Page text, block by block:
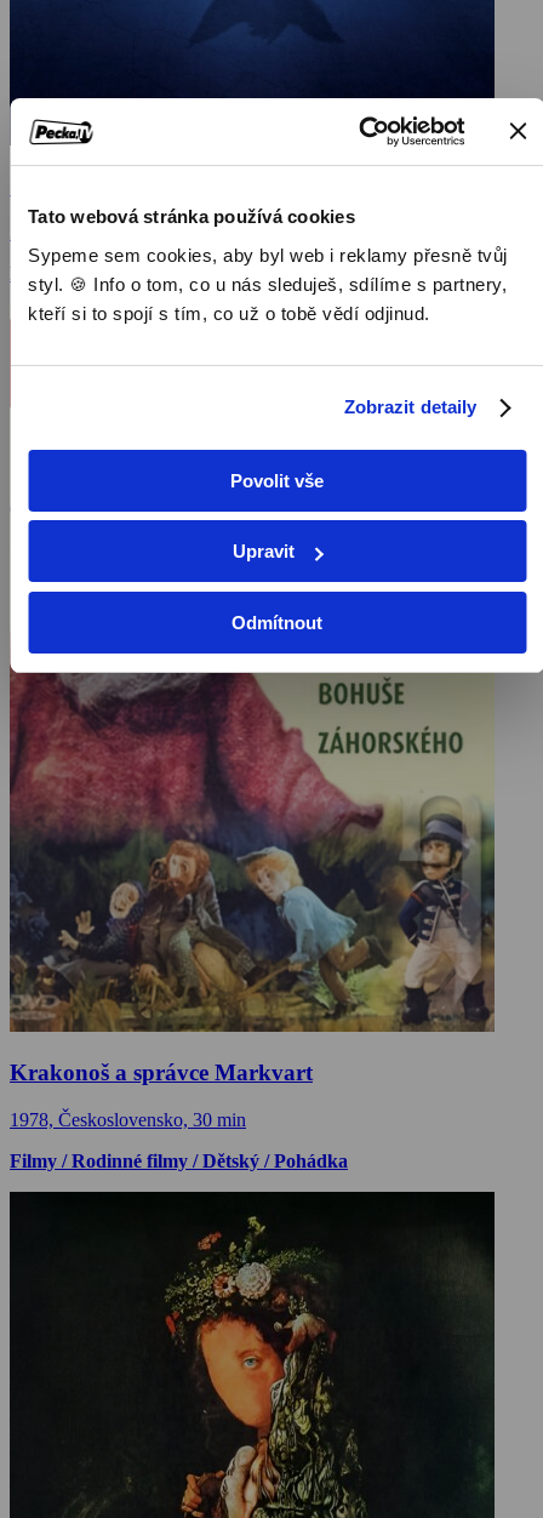
Tato webová stránka používá cookies
Sypeme sem cookies, aby byl web i reklamy přesně tvůj
styl. 🍪 Info o tom, co u nás sleduješ, sdílíme s partnery,
kteří si to spojí s tím, co už o tobě vědí odjinud.
Zobrazit detaily
Povolit vše
Upravit
Odmítnout
2020, Austrálie, Belgie, 96 min
Filmy / Animovaný / Rodinné filmy / Dětský / Fantasy filmy
Krakonoš a správce Markvart
1978, Československo, 30 min
Filmy / Rodinné filmy / Dětský / Pohádka